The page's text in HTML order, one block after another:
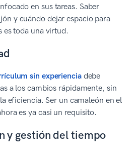
en sus tareas. Saber
y cuándo dejar espacio para
es toda una virtud.
sin experienciadebe
a los cambios rápidamente, sin
eficiencia. Ser un camaleón en el
es ya casi un requisito.
y gestión del tiempo